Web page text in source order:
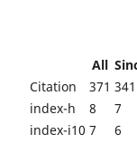
All
Citation
371 341
index-h
8
7
index-i10 7 6